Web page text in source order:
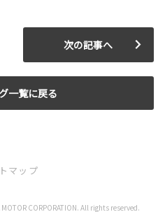
一覧に戻る
次の記事へ
マップ
CORPORATION. All rights reserved.